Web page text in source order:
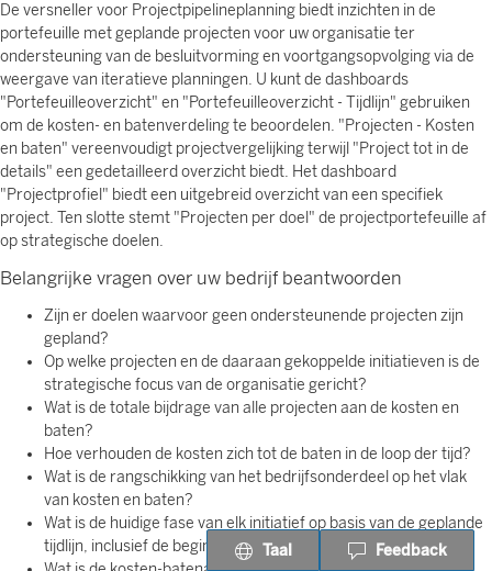
De versneller voor Projectpipelineplanning biedt inzichten in de
portefeuille met geplande projecten voor uw organisatie ter
ondersteuning van de besluitvorming en voortgangsopvolging via de
weergave van iteratieve planningen. U kunt de dashboards
"Portefeuilleoverzicht" en "Portefeuilleoverzicht - Tijdlijn" gebruiken
om de kosten- en batenverdeling te beoordelen. "Projecten - Kosten
en baten" vereenvoudigt projectvergelijking terwijl "Project tot in de
details" een gedetailleerd overzicht biedt. Het dashboard
"Projectprofiel" biedt een uitgebreid overzicht van een specifiek
project. Ten slotte stemt "Projecten per doel" de projectportefeuille af
op strategische doelen.
Belangrijke vragen over uw bedrijf beantwoorden
Zijn er doelen waarvoor geen ondersteunende projecten zijn
gepland?
Op welke projecten en de daaraan gekoppelde initiatieven is de
strategische focus van de organisatie gericht?
Wat is de totale bijdrage van alle projecten aan de kosten en
baten?
Hoe verhouden de kosten zich tot de baten in de loop der tijd?
Wat is de rangschikking van het bedrijfsonderdeel op het vlak
van kosten en baten?
Wat is de huidige fase van elk initiatief op basis van de geplande
tijdlijn, inclusief de begin- en voltooiingsdatums?
Taal Feedback